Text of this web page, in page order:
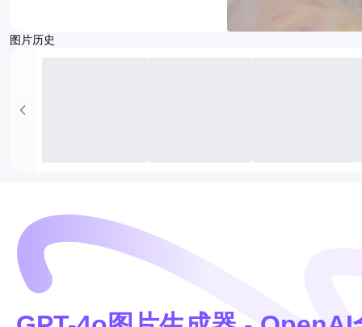
图片历史